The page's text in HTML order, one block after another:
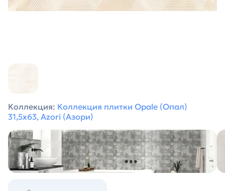
Коллекция: Коллекция плитки Opale (Опал)
31,5х63, Azori (Азори)